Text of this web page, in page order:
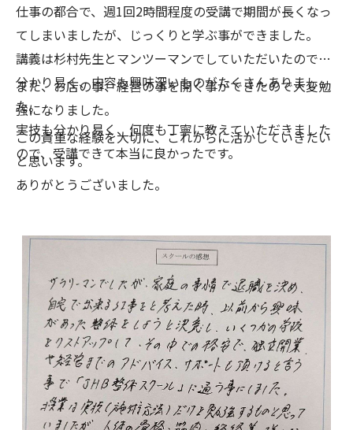
不調や痛みを抱えて来られる方たちに、スクールで習っ
たことを愚直に施術することで、「痛みが軽くなっ
た」、「体が楽になった」など、直接お声を頂けること
に驚きました。
そしていろんな方の施術をすることで、コリやハリ、人
による筋肉のつき方の違いなどが少しずつ分かるように
なり、今は「もっとたくさんの人を整体の技術で癒して
いきたい」と思うようになりました。
てたのも、JHB整体スクールの杉村先生のおかげです。
本当にありがとうございました。
仕事の都合で、週1回2時間程度の受講で期間が長くなっ
てしまいましたが、じっくりと学ぶ事ができました。
講義は杉村先生とマンツーマンでしていただいたので、
分かり易く、内容も興味深いものがたくさんありまし
た。
実技も分かり易く、何度も丁寧に教えていただきました
ので、受講できて本当に良かったです。
また、お店の事、経営の事を開く事ができたので大変勉
強になりました。
この貴重な経験を大切に、これからに活かしていきたい
と思います。
ありがとうございました。